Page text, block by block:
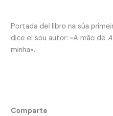
Portada del libro na súa
dice el sou autor: «A mão de
minha».
Comparte